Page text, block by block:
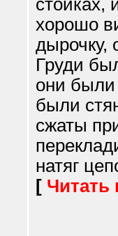
стоиках,
хорошо
дырочку,
Груди
они были
были
сжаты
натяг
[ Читать